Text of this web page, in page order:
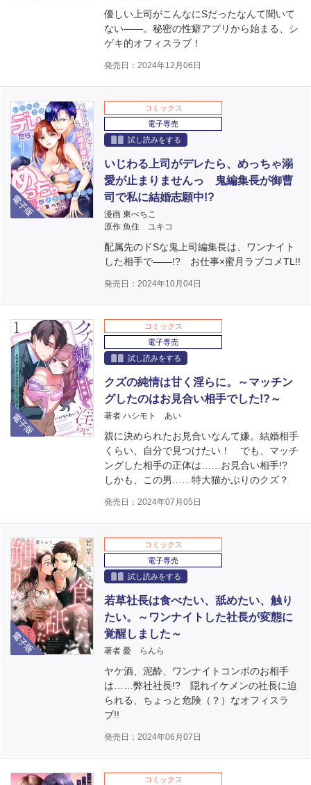
優しい上司がこんなにSだったなんて聞いて
ない――。秘密の性癖アプリから始まる、シ
ゲキ的オフィスラブ！
発売日：2024年12月06日
電子版
コミックス
電子専売
試し読みをする
いじわる上司がデレたら、めっちゃ溺
愛が止まりませんっ 鬼編集長が御曹
司で私に結婚志願中!?
漫画 東ぺちこ
原作 魚住 ユキコ
配属先のドSな鬼上司編集長は、ワンナイト
した相手で――!? お仕事×蜜月ラブコメTL!!
発売日：2024年10月04日
電子版
コミックス
電子専売
試し読みをする
クズの純情は甘く淫らに。～マッチン
グしたのはお見合い相手でした!?～
著者 ハシモト あい
親に決められたお見合いなんて嫌。結婚相手
くらい、自分で見つけたい！ でも、マッチ
ングした相手の正体は……お見合い相手!?
しかも、この男……特大猫かぶりのクズ？
発売日：2024年07月05日
電子版
コミックス
電子専売
試し読みをする
若草社長は食べたい、舐めたい、触り
たい。～ワンナイトした社長が変態に
覚醒しました～
著者 憂 らんら
ヤケ酒、泥酔、ワンナイトコンボのお相手
は……弊社社長!? 隠れイケメンの社長に迫
られる、ちょっと危険（？）なオフィスラ
ブ!!
発売日：2024年06月07日
コミックス